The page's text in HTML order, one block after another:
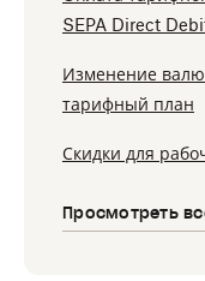
SEPA Direct
Изменение
тарифный план
Скидки для
Просмотреть